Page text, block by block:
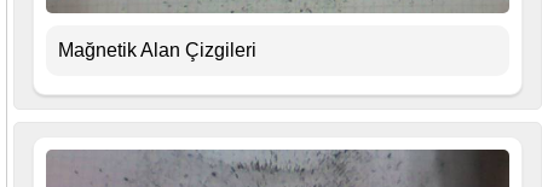
Mağnetik Alan Çizgileri